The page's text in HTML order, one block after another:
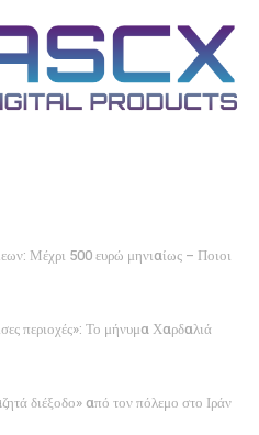
Μέχρι 500 ευρώ μηνιαίως – Ποιοι
περιοχές»: Το μήνυμα Χαρδαλιά
διέξοδο» από τον πόλεμο στο Ιράν